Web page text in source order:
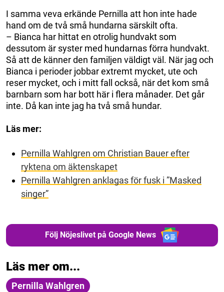
I samma veva erkände Pernilla att hon inte hade
hand om de två små hundarna särskilt ofta.
– Bianca har hittat en otrolig hundvakt som
dessutom är syster med hundarnas förra hundvakt.
Så att de känner den familjen väldigt väl. När jag och
Bianca i perioder jobbar extremt mycket, ute och
reser mycket, och i mitt fall också, när det kom små
barnbarn som har bott här i flera månader. Det går
inte. Då kan inte jag ha två små hundar.
Läs mer:
Pernilla Wahlgren om Christian Bauer efter
ryktena om äktenskapet
Pernilla Wahlgren anklagas för fusk i ”Masked
singer”
Följ Nöjeslivet på Google News
Läs mer om...
Pernilla Wahlgren